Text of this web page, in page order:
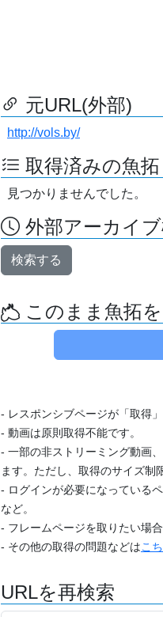
元URL(外部)
http://vols.by/
取得済みの魚拓
見つかりませんでした。
外部アーカイ
検索する
このまま魚拓
- レスポンシブページが「取得
- 動画は原則取得不能です。
- 一部の非ストリーミング動画
ます。ただし、取得のサイズ制
- ログインが必要になっている
など。
- フレームページを取りたい場
- その他の取得の問題などはこ
URLを再検索